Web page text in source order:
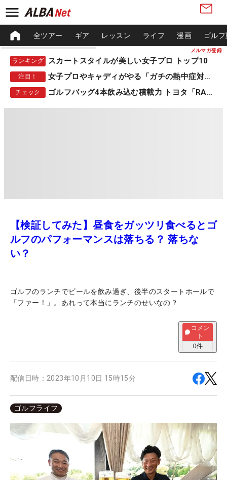
メルマガ登録
全ツアー ギア レッスン ライフ 漫画 ゴル
ランキング スカートスタイルが美しい女子プロ トップ10
注目！ 女子プロやキャディがやる「ガチの熱中症対策」
チェック ゴルフバッグ4本飲み込む積載力 トヨタ「RAV4」
【検証してみた】昼食をガッツリ食べるとゴ
ルフのパフォーマンスは落ちる？ 落ちな
い？
ゴルフのランチでビールを飲み過ぎ、後半のスタートホールで
「ファー！」。あれって本当にランチのせいなの？
コメン
ト
0件
配信日時： 2023年10月10日 15時15分
ゴルフライフ